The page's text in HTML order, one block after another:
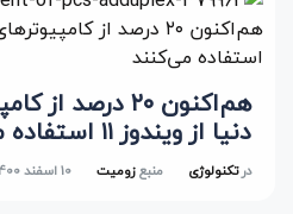
هم‌اکنون ۲۰
دنیا از ویندوز ۱۱ استفاده می‌کنند
درتکنولوژی منبعزومیت 10 اسفند 1400